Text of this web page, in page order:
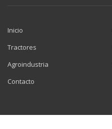
Inicio
Tractores
Agroindustria
Contacto